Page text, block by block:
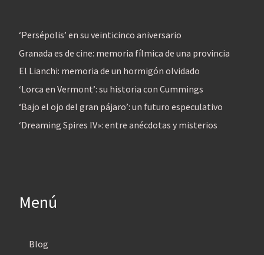
‘Persépolis’ en su veinticinco aniversario
Granada es de cine: memoria fílmica de una provincia
El Lianchi: memoria de un hormigón olvidado
‘Lorca en Vermont’: su historia con Cummings
‘Bajo el ojo del gran pájaro’: un futuro especulativo
‘Dreaming Spires IV»: entre anécdotas y misterios
Menú
Blog